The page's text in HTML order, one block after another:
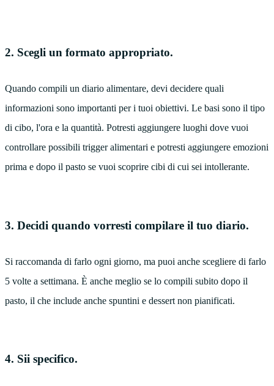
2. Scegli un formato appropriato.
Quando compili un diario alimentare, devi decidere quali
informazioni sono importanti per i tuoi obiettivi. Le basi sono il tipo
di cibo, l'ora e la quantità. Potresti aggiungere luoghi dove vuoi
controllare possibili trigger alimentari e potresti aggiungere emozioni
prima e dopo il pasto se vuoi scoprire cibi di cui sei intollerante.
3. Decidi quando vorresti compilare il tuo diario.
Si raccomanda di farlo ogni giorno, ma puoi anche scegliere di farlo
5 volte a settimana. È anche meglio se lo compili subito dopo il
pasto, il che include anche spuntini e dessert non pianificati.
4. Sii specifico.